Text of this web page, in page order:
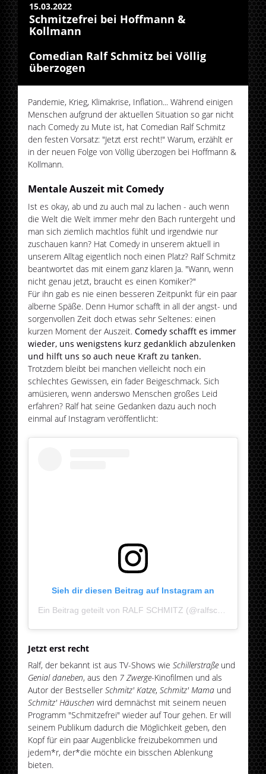
15.03.2022
Schmitzefrei bei Hoffmann &
Kollmann
Comedian Ralf Schmitz bei Völlig
überzogen
Pandemie, Krieg, Klimakrise, Inflation... Während einigen
Menschen aufgrund der aktuellen Situation so gar nicht
nach Comedy zu Mute ist, hat Comedian Ralf Schmitz
den festen Vorsatz: "Jetzt erst recht!" Warum, erzählt er
in der neuen Folge von Völlig überzogen bei Hoffmann &
Kollmann.
Mentale Auszeit mit Comedy
Ist es okay, ab und zu auch mal zu lachen - auch wenn
die Welt die Welt immer mehr den Bach runtergeht und
man sich ziemlich machtlos fühlt und irgendwie nur
zuschauen kann? Hat Comedy in unserem aktuell in
unserem Alltag eigentlich noch einen Platz? Ralf Schmitz
beantwortet das mit einem ganz klaren Ja. "Wann, wenn
nicht genau jetzt, braucht es einen Komiker?"
Für ihn gab es nie einen besseren Zeitpunkt für ein paar
alberne Späße. Denn Humor schafft in all der angst- und
sorgenvollen Zeit doch etwas sehr Seltenes: einen
kurzen Moment der Auszeit. Comedy schafft es immer
wieder, uns wenigstens kurz gedanklich abzulenken
und hilft uns so auch neue Kraft zu tanken.
Trotzdem bleibt bei manchen vielleicht noch ein
schlechtes Gewissen, ein fader Beigeschmack. Sich
amüsieren, wenn anderswo Menschen großes Leid
erfahren? Ralf hat seine Gedanken dazu auch noch
einmal auf Instagram veröffentlicht:
Sieh dir diesen Beitrag auf Instagram an
Jetzt erst recht
Ralf, der bekannt ist aus TV-Shows wieSchillerstraße und
Genial daneben, aus den 7 Zwerge-Kinofilmen und als
Autor der BestsellerSchmitz' Katze,Schmitz' Mama und
Schmitz' Häuschenwird demnächst mit seinem neuen
Programm "Schmitzefrei" wieder auf Tour gehen. Er will
seinem Publikum dadurch die Möglichkeit geben, den
Kopf für ein paar Augenblicke freizubekommen und
jedem*r, der*die möchte ein bisschen Ablenkung
bieten.